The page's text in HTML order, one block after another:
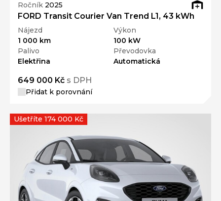
Ročník 2025
FORD Transit Courier Van Trend L1, 43 kWh
Nájezd
1 000 km
Výkon
100 kW
Palivo
Elektřina
Převodovka
Automatická
649 000 Kč s DPH
Přidat k porovnání
Ušetříte 174 000 Kč